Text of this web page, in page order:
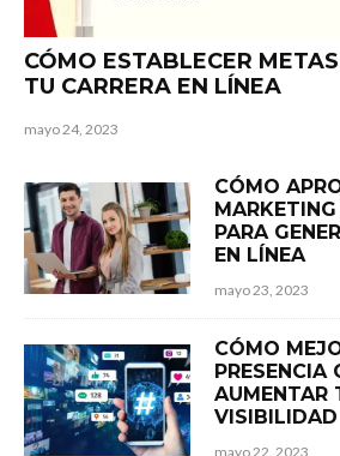
CÓMO ESTABLECER
TU CARRERA EN LÍNEA
mayo 24, 2023
CÓMO
PARA
EN LÍNEA
mayo 23, 2023
CÓMO
PRESENCIA
AUMENTAR
VISIBILIDAD
mayo 22, 2023